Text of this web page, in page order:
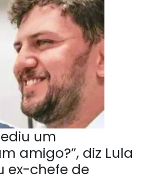
um
amigo?”, diz Lula
ex-chefe de